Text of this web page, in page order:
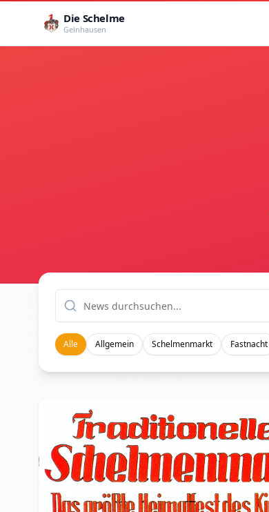
Die Schelme
Gelnhausen
Alle Allgemein Schelmenmarkt Fastnacht